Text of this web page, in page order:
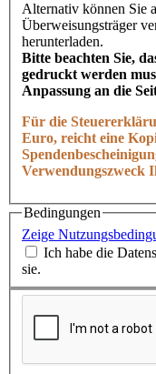
Alternativ können Sie
Überweisungsträger
herunterladen.
Bitte beachten Sie,
gedruckt werden
Anpassung an die
Für die
Euro, reicht eine
Verwendungszweck
Bedingungen
Zeige
Ich habe die
sie.